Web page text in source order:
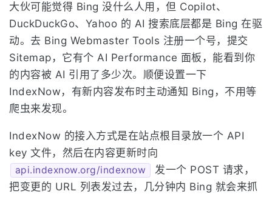
大伙可能觉得 Bing 没什么人用，但 Copilot、
DuckDuckGo、Yahoo 的 AI 搜索底层都是 Bing 在驱
动。去 Bing Webmaster Tools 注册一个号，提交
Sitemap，它有个 AI Performance 面板，能看到你
的内容被 AI 引用了多少次。顺便设置一下
IndexNow，有新内容发布时主动通知 Bing，不用等
爬虫来发现。
IndexNow 的接入方式是在站点根目录放一个 API
key 文件，然后在内容更新时向
api.indexnow.org/indexnow
发一个 POST 请求，
把变更的 URL 列表发过去，几分钟内 Bing 就会来抓